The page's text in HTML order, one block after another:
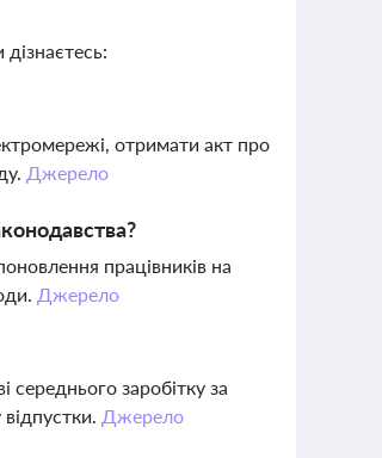
отримати акт про
Джерело
працівників на
Джерело
середнього заробітку за
Джерело